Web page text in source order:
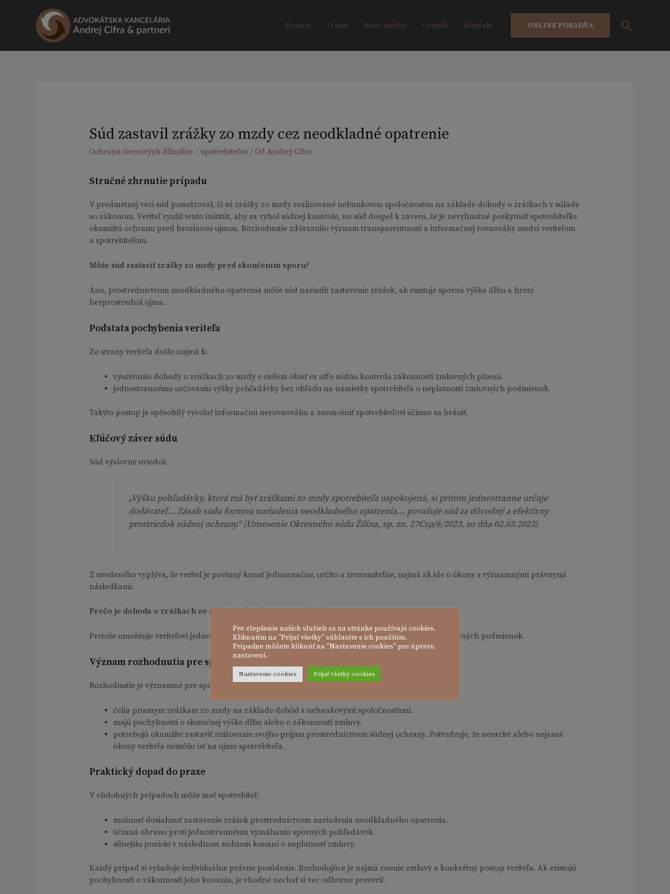
Domov O nás Naše služby Cenník Kontakt ONLINE PORADŇA Hľadať
Súd zastavil zrážky zo mzdy cez neodkladné opatrenie
Ochrana úverových dlžníkov - spotrebiteľov/ Od Andrej Cifra
Stručné zhrnutie prípadu
V predmetnej veci súd posudzoval, či sú zrážky zo mzdy realizované nebankovou spoločnosťou na základe dohody o zrážkach v súlade
so zákonom. Veriteľ využil tento inštitút, aby sa vyhol súdnej kontrole, no súd dospel k záveru, že je nevyhnutné poskytnúť spotrebiteľke
okamžitú ochranu pred hroziacou ujmou. Rozhodnutie zdôraznilo význam transparentnosti a informačnej rovnováhy medzi veriteľom
a spotrebiteľom.
Môže súd zastaviť zrážky zo mzdy pred skončením sporu?
Áno, prostredníctvom neodkladného opatrenia môže súd nariadiť zastavenie zrážok, ak existuje sporná výška dlhu a hrozí
bezprostredná ujma.
Podstata pochybenia veriteľa
Zo strany veriteľa došlo najmä k:
využívaniu dohody o zrážkach zo mzdy s cieľom obísť ex offo súdnu kontrolu zákonnosti zmluvných plnení.
jednostrannému určovaniu výšky pohľadávky bez ohľadu na námietky spotrebiteľa o neplatnosti zmluvných podmienok.
Takýto postup je spôsobilý vyvolať informačnú nerovnováhu a znemožniť spotrebiteľovi účinne sa brániť.
Kľúčový záver súdu
Súd výslovne uviedol:
„Výšku pohľadávky, ktorá má byť zrážkami zo mzdy spotrebiteľa uspokojená, si pritom jednostranne určuje
dodávateľ… Zásah súdu formou nariadenia neodkladného opatrenia… považuje súd za dôvodný a efektívny
prostriedok súdnej ochrany.“(Uznesenie Okresného súdu Žilina, sp. zn. 27Csp/6/2023, zo dňa 02.03.2023)
Z uvedeného vyplýva, že veriteľ je povinný konať jednoznačne, určito a zrozumiteľne, najmä ak ide o úkony s významnými právnymi
následkami.
Prečo je dohoda o zrážkach zo mzdy riziková pre spotrebiteľa?
Pretože umožňuje veriteľovi jednostranne určiť výšku dlhu a obísť súdnu kontrolu neprijateľných zmluvných podmienok.
Význam rozhodnutia pre spotrebiteľov
Rozhodnutie je významné pre spotrebiteľov, ktorí:
čelia priamym zrážkam zo mzdy na základe dohôd s nebankovými spoločnosťami.
majú pochybnosti o skutočnej výške dlhu alebo o zákonnosti zmluvy.
potrebujú okamžite zastaviť znižovanie svojho príjmu prostredníctvom súdnej ochrany. Potvrdzuje, že neurčité alebo nejasné
úkony veriteľa nemôžu ísť na ujmu spotrebiteľa.
Praktický dopad do praxe
V obdobných prípadoch môže mať spotrebiteľ:
možnosť dosiahnuť zastavenie zrážok prostredníctvom nariadenia neodkladného opatrenia.
účinnú obranu proti jednostrannému vymáhaniu sporných pohľadávok.
silnejšiu pozíciu v následnom súdnom konaní o neplatnosť zmluvy.
Každý prípad si vyžaduje individuálne právne posúdenie. Rozhodujúce je najmä znenie zmluvy a konkrétny postup veriteľa. Ak existujú
pochybnosti o zákonnosti jeho konania, je vhodné nechať si vec odborne preveriť.
Pre zlepšenie našich služieb sa na stránke používajú cookies.
Kliknutím na "Prijať všetky" súhlasíte s ich použitím.
Prípadne môžete kliknúť na "Nastavenie cookies" pre úpravu
nastavení.
Nastavenie cookies Prijať všetky cookies